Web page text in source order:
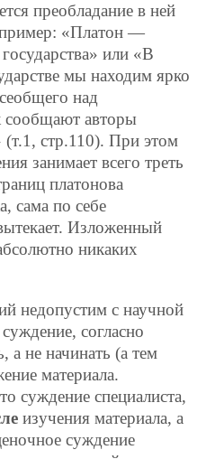
преобладание в ней
«Платон —
или «В
мы находим ярко
над
авторы
стр.110). При этом
занимает всего треть
платонова
сама по себе
Изложенный
никаких
недопустим с научной
согласно
а не начинать (а тем
материала.
суждение специалиста,
изучения материала, а
суждение